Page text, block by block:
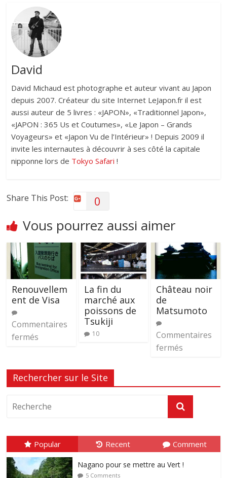
David
David Michaud est photographe et auteur vivant au Japon
depuis 2007. Créateur du site Internet LeJapon.fr il est
aussi auteur de 5 livres : «JAPON», «Traditionnel Japon»,
«JAPON : 365 Us et Coutumes», «Le Japon – Grands
Voyageurs» et «Japon Vu de l’Intérieur» ! Depuis 2009 il
invite les internautes à découvrir à ses côté la capitale
nipponne lors de Tokyo Safari !
Share This Post: 0
Vous pourrez aussi aimer
Renouvellem
ent de Visa
Commentaires
fermés
La fin du
marché aux
poissons de
Tsukiji
10
Château noir
de
Matsumoto
Commentaires
fermés
Rechercher sur le Site
Popular Recent Comment
Nagano pour se mettre au Vert !
5 Comments